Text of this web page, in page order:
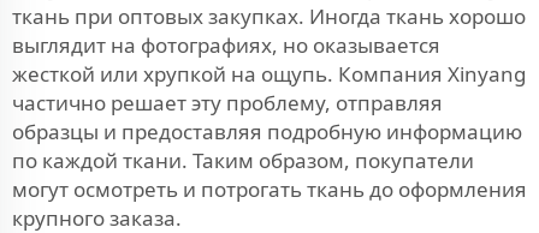
ткань при оптовых закупках. Иногда ткань хорошо
выглядит на фотографиях, но оказывается
жесткой или хрупкой на ощупь. Компания Xinyang
частично решает эту проблему, отправляя
образцы и предоставляя подробную информацию
по каждой ткани. Таким образом, покупатели
могут осмотреть и потрогать ткань до оформления
крупного заказа.